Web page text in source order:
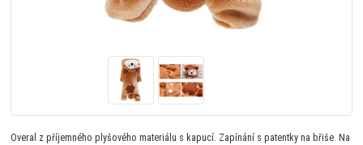
Overal z příjemného plyšového materiálu s kapucí. Zapínání s patentky na břiše. Na